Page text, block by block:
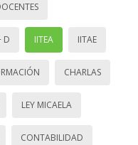
D IITEA IITAE
CHARLAS
LEY MICAELA
CONTABILIDAD